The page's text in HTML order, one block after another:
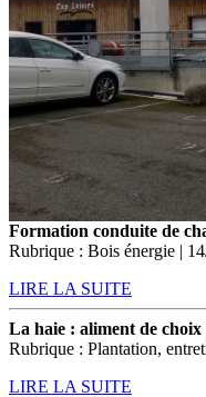
Formation conduite de
Rubrique : Bois énergie |
LIRE LA SUITE
La haie : aliment de
Rubrique : Plantation,
LIRE LA SUITE